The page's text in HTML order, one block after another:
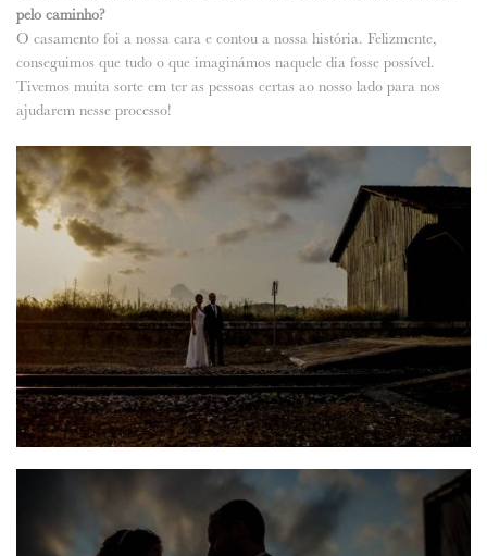
pelo caminho?
O casamento foi a nossa cara e contou a nossa história. Felizmente,
conseguimos que tudo o que imaginámos naquele dia fosse possível.
Tivemos muita sorte em ter as pessoas certas ao nosso lado para nos
ajudarem nesse processo!